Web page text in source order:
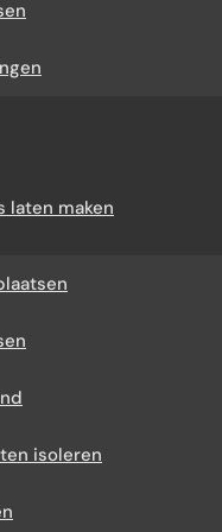
laten maken
isoleren